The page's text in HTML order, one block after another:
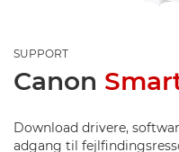
SUPPORT
Canon
Download drivere,
adgang til